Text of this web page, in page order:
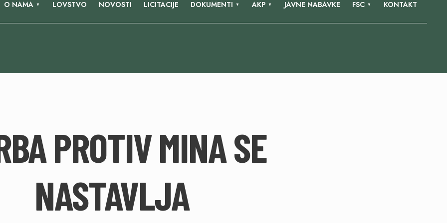
O NAMA LOVSTVO NOVOSTI LICITACIJE DOKUMENTI AKP JAVNE NABAVKE FSC KONTAKT
PROTIV MINA SE
NASTAVLJA